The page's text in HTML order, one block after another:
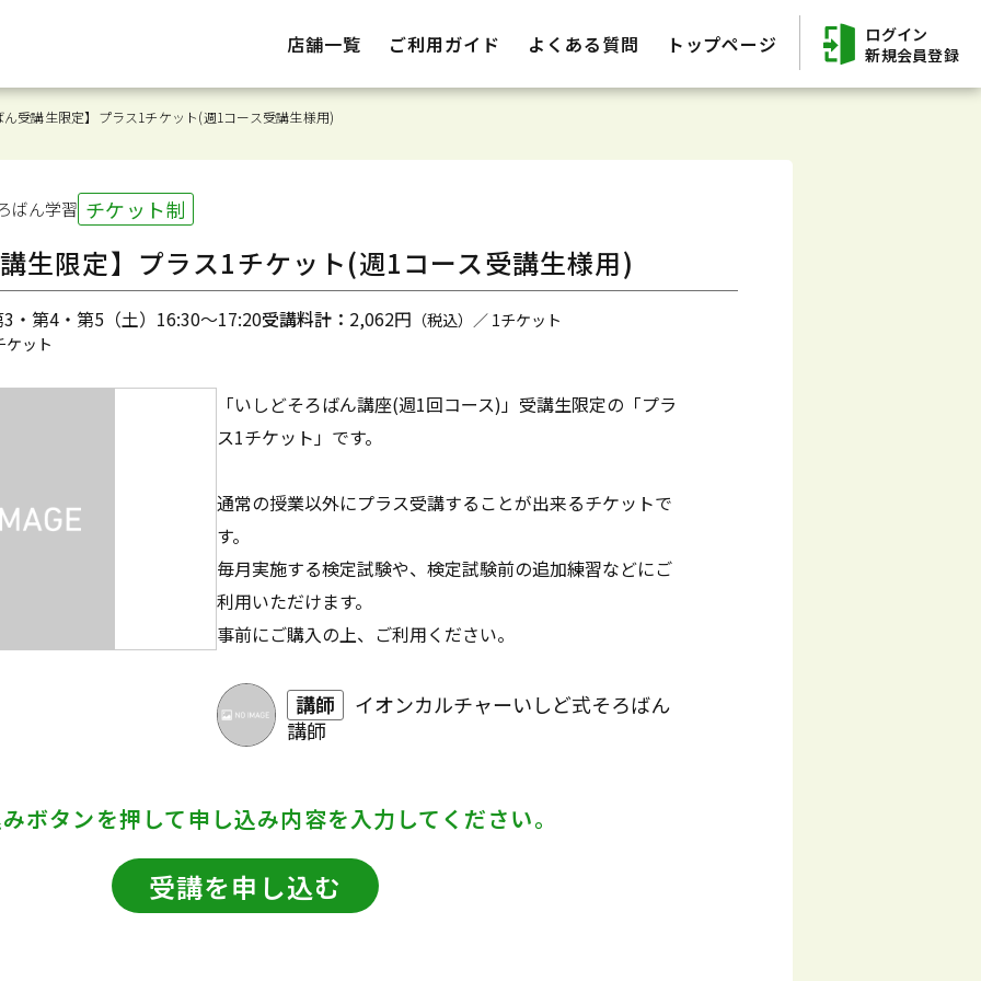
店舗一覧 ご利用ガイド よくある質問 トップページ
ログイン
新規会員登録
受講生限定】プラス1チケット(週1コース受講生様用)
ばん学習 チケット制
生限定】プラス1チケット(週1コース受講生様用)
・第4・第5（土）16:30～17:20受講料計： 2,062円 （税込）／ 1チケット
ケット
「いしどそろばん講座(週1回コース)」受講生限定の「プラ
ス1チケット」です。
通常の授業以外にプラス受講することが出来るチケットで
す。
毎月実施する検定試験や、検定試験前の追加練習などにご
利用いただけます。
事前にご購入の上、ご利用ください。
講師
イオンカルチャーいしど式そろばん
講師
ボタンを押して申し込み内容を入力してください。
受講を申し込む